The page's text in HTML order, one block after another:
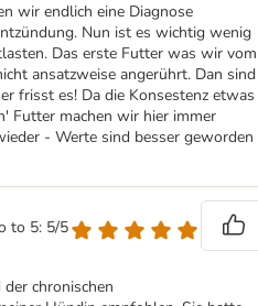
wir endlich eine Diagnose
Nun ist es wichtig wenig
Das erste Futter was wir vom
ansatzweise angerührt. Dan sind
frisst es! Da die Konsestenz etwas
Futter machen wir hier immer
- Werte sind besser geworden
to 5: 5/5
chronischen